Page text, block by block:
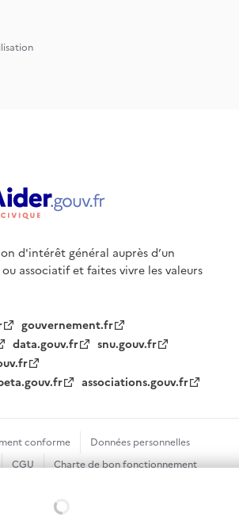
Chargement...
d'intérêt général auprès d’un
ou associatif et faites vivre les valeurs
gouvernement.fr
data.gouv.fr
snu.gouv.fr
associations.gouv.fr
conforme
Données personnelles
CGU
Charte de bon fonctionnement